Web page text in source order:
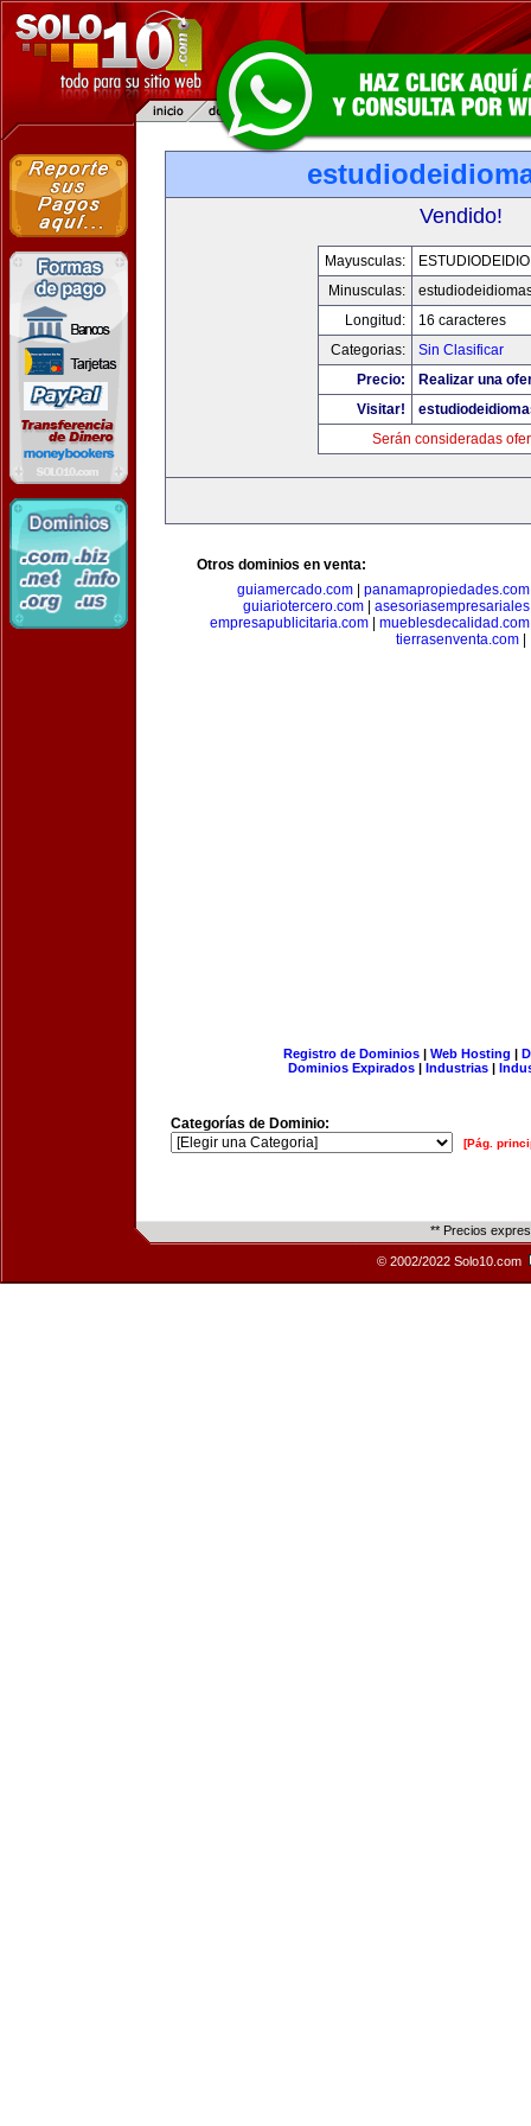
Vendido!
Mayusculas:
Minusculas:
Longitud:
16 caracteres
Categorias:
Sin Clasificar
Precio:
Realizar una
Visitar!
Serán consideradas
Otros dominios en venta:
guiamercado.com| panamapropiedades.com
guiariotercero.com|
empresapublicitaria.com| mueblesdecalidad.com
tierrasenventa.com
Registro de Dominios| Web Hosting |
Dominios Expirados | Industrias |
Categorías de Dominio:
[Pág.
** Precios
© 2002/2022 Solo10.com